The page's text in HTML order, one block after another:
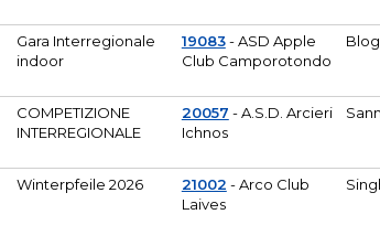
Gara Interregionale
indoor
19083- ASD Apple
Club Camporotondo
COMPETIZIONE
INTERREGIONALE
20057 - A.S.D. Arcieri
Ichnos
Winterpfeile 2026 21002 - Arco Club
Laives